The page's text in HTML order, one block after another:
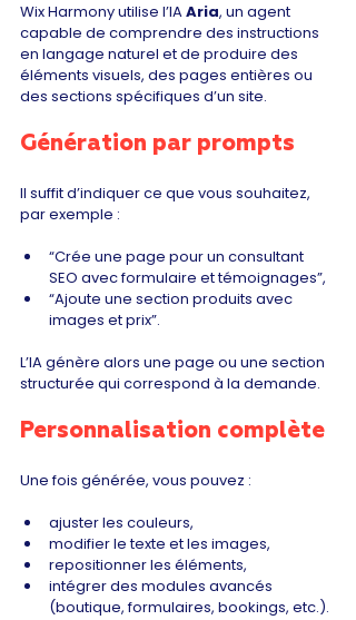
Wix Harmony utilise l’IA Aria, un agent
capable de comprendre des instructions
en langage naturel et de produire des
éléments visuels, des pages entières ou
des sections spécifiques d’un site.
Génération par prompts
Il suffit d’indiquer ce que vous souhaitez,
par exemple :
“Crée une page pour un consultant
SEO avec formulaire et témoignages”,
“Ajoute une section produits avec
images et prix”.
L’IA génère alors une page ou une section
structurée qui correspond à la demande.
Personnalisation complète
Une fois générée, vous pouvez :
ajuster les couleurs,
modifier le texte et les images,
repositionner les éléments,
intégrer des modules avancés
(boutique, formulaires, bookings, etc.).